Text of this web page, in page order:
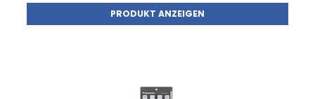
PRODUKT ANZEIGEN